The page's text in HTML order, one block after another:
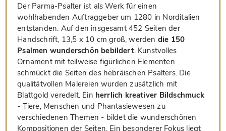
Der Parma-Psalter ist als Werk für einen
wohlhabenden Auftraggeber um 1280 in Norditalien
entstanden. Auf den insgesamt 452 Seiten der
Handschrift, 13,5 x 10 cm groß, werden die 150
Psalmen wunderschön bebildert. Kunstvolles
Ornament mit teilweise figürlichen Elementen
schmückt die Seiten des hebräischen Psalters. Die
qualitätvollen Malereien wurden zusätzlich mit
Blattgold veredelt. Ein herrlich kreativer Bildschmuck
- Tiere, Menschen und Phantasiewesen zu
verschiedenen Themen - bildet die wunderschönen
Kompositionen der Seiten. Ein besonderer Fokus liegt